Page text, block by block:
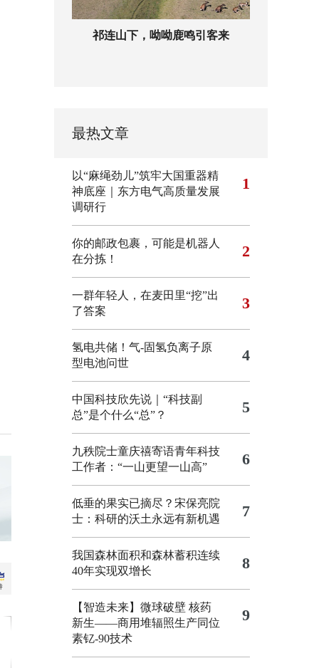
祁连山下，呦呦鹿鸣引客来
最热文章
以“麻绳劲儿”筑牢大国重器精
神底座｜东方电气高质量发展
调研行
1
你的邮政包裹，可能是机器人
在分拣！
2
一群年轻人，在麦田里“挖”出
了答案
3
氢电共储！气-固氢负离子原
型电池问世
4
中国科技欣先说｜“科技副
总”是个什么“总”？
5
九秩院士童庆禧寄语青年科技
工作者：“一山更望一山高”
6
低垂的果实已摘尽？宋保亮院
士：科研的沃土永远有新机遇
7
我国森林面积和森林蓄积连续
40年实现双增长
8
【智造未来】微球破壁 核药
新生——商用堆辐照生产同位
素钇-90技术
9